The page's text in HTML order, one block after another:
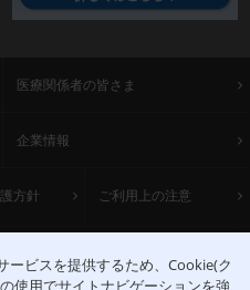
ービスを提供するため、Cookie(ク
使用でサイトナビゲーションを強
医療関係者の皆さま
企業情報
方針 ご利用上の注意